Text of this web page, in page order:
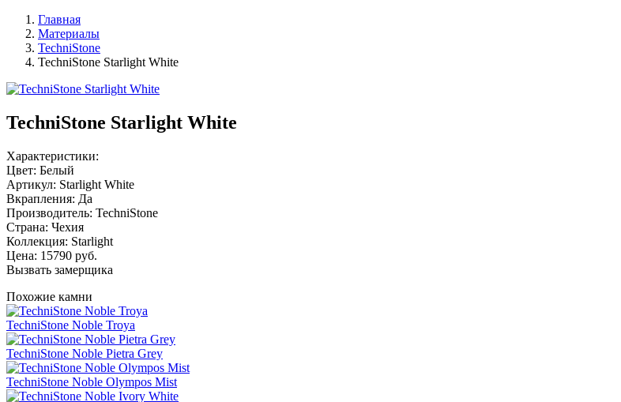
Главная
Материалы
TechniStone
TechniStone Starlight White
TechniStone Starlight White
Характеристики:
Цвет: Белый
Артикул: Starlight White
Вкрапления: Да
Производитель: TechniStone
Страна: Чехия
Коллекция: Starlight
Цена: 15790 руб.
Вызвать замерщика
Похожие камни
TechniStone Noble Troya
TechniStone Noble Pietra Grey
TechniStone Noble Olympos Mist